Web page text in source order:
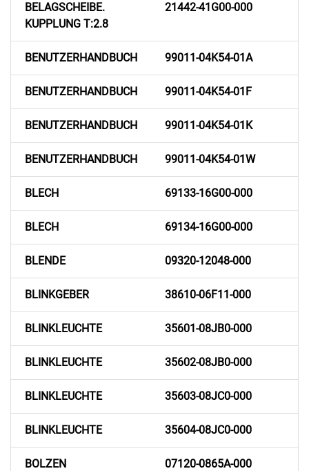
BELAGSCHEIBE.
KUPPLUNG T:2.8
21442-41G00-000
BENUTZERHANDBUCH 99011-04K54-01A
BENUTZERHANDBUCH 99011-04K54-01F
BENUTZERHANDBUCH 99011-04K54-01K
BENUTZERHANDBUCH 99011-04K54-01W
BLECH 69133-16G00-000
BLECH 69134-16G00-000
BLENDE 09320-12048-000
BLINKGEBER 38610-06F11-000
BLINKLEUCHTE 35601-08JB0-000
BLINKLEUCHTE 35602-08JB0-000
BLINKLEUCHTE 35603-08JC0-000
BLINKLEUCHTE 35604-08JC0-000
BOLZEN 07120-0865A-000